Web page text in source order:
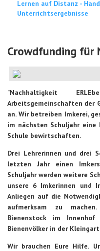
Lernen auf Distanz -
Unterrichtsergebnisse
Crowdfunding
"Nachhaltigkeit
Arbeitsgemeinschaften der
an. Wir betreiben Imkerei,
im nächsten Schuljahr eine
Schule bewirtschaften.
Drei Lehrerinnen und drei
letzten Jahr einen
Schuljahr werden weitere
unsere 6 Imkerinnen und
Anliegen auf die
aufmerksam zu
Bienenstock im
Bienenvölker in der
Wir brauchen Eure Hilfe.